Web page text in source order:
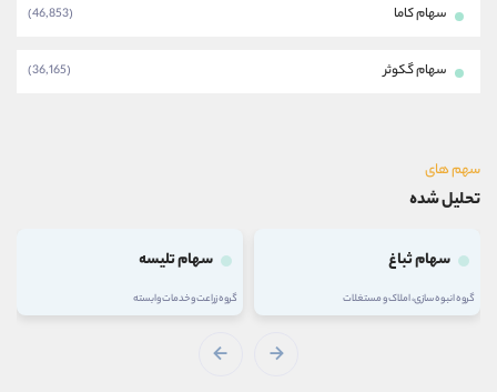
سهام کاما (46,853)
سهام گکوثر (36,165)
سهم های
تحلیل شده
سهام ثباغ
گروه انبوه سازی، املاک و مستغلات
سهام تلیسه
گروه زراعت و خدمات وابسته